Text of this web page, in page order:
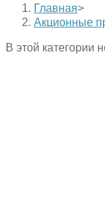
Главная>
Акционные
В этой категории